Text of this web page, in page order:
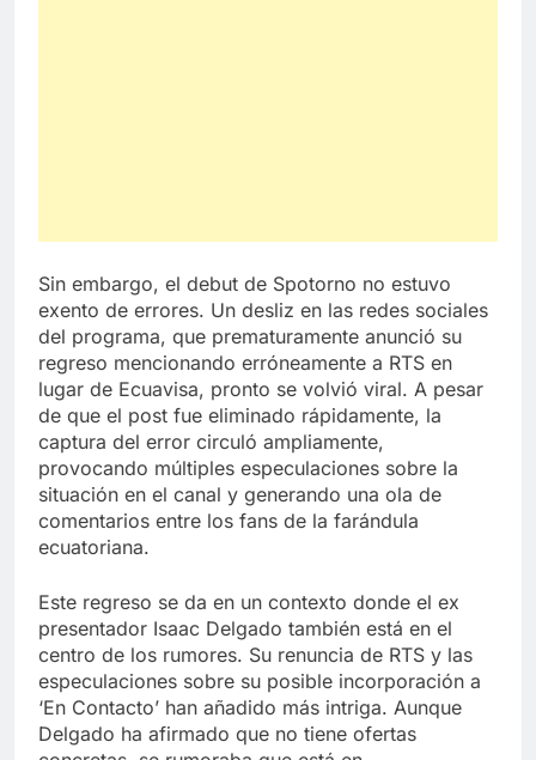
Sin embargo, el debut de Spotorno no estuvo
exento de errores. Un desliz en las redes sociales
del programa, que prematuramente anunció su
regreso mencionando erróneamente a RTS en
lugar de Ecuavisa, pronto se volvió viral. A pesar
de que el post fue eliminado rápidamente, la
captura del error circuló ampliamente,
provocando múltiples especulaciones sobre la
situación en el canal y generando una ola de
comentarios entre los fans de la farándula
ecuatoriana.
Este regreso se da en un contexto donde el ex
presentador Isaac Delgado también está en el
centro de los rumores. Su renuncia de RTS y las
especulaciones sobre su posible incorporación a
‘En Contacto’ han añadido más intriga. Aunque
Delgado ha afirmado que no tiene ofertas